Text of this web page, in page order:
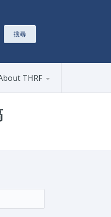
THRF